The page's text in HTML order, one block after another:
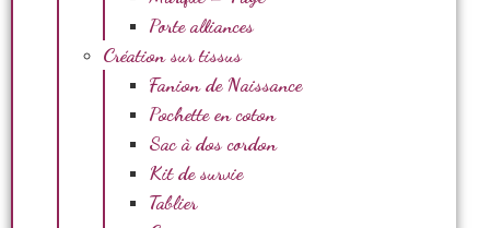
Porte alliances
Création sur tissus
Fanion de Naissance
Pochette en coton
Sac à dos cordon
Kit de survie
Tablier